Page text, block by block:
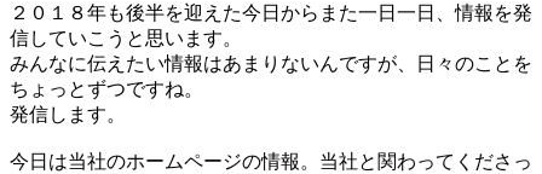
２０１８年も後半を迎えた今日からまた一日一日、情報を発
信していこうと思います。
みんなに伝えたい情報はあまりないんですが、日々のことを
ちょっとずつですね。
発信します。
今日は当社のホームページの情報。当社と関わってくださっ